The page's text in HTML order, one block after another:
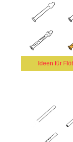
Ideen für